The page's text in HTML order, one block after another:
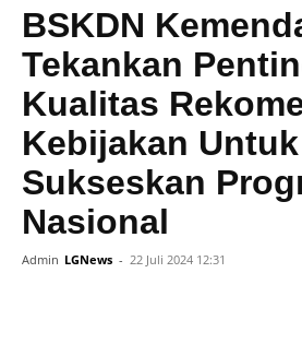
Global
News
BSKDN
Tekankan
Kualitas
Kebijakan Untuk
Sukseskan
Nasional
Admin LGNews - 22 Juli 2024 12:31